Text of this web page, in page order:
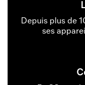
Depuis plus de
ses